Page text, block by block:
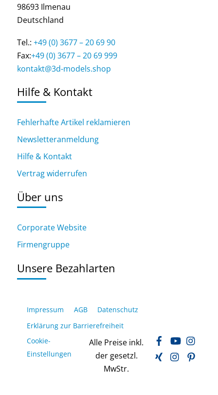
98693 Ilmenau
Deutschland
Tel.: +49 (0) 3677 – 20 69 90
Fax:+49 (0) 3677 – 20 69 999
kontakt@3d-models.shop
Hilfe & Kontakt
Fehlerhafte Artikel reklamieren
Newsletteranmeldung
Hilfe & Kontakt
Vertrag widerrufen
Über uns
Corporate Website
Firmengruppe
Unsere Bezahlarten
Impressum AGB
Datenschutz
Erklärung zur Barrierefreiheit
Cookie-
Einstellungen
Alle Preise inkl.
der gesetzl.
MwStr.
FacebookYouTube
Xing
LinkedIn